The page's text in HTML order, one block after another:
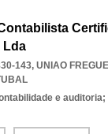
Lda
143, UNIAO
e